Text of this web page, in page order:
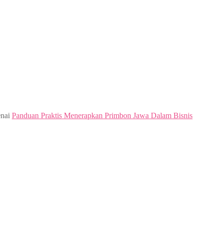
Panduan Praktis Menerapkan Primbon Jawa Dalam Bisnis